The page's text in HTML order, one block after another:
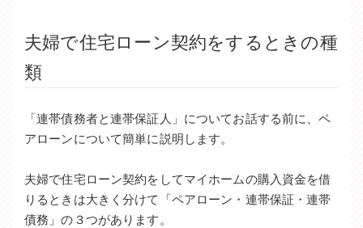
夫婦で住宅ローン契約をするときの種
類
「連帯債務者と連帯保証人」についてお話する前に、ペ
アローンについて簡単に説明します。
夫婦で住宅ローン契約をしてマイホームの購入資金を借
りるときは大きく分けて「ペアローン・連帯保証・連帯
債務」の３つがあります。